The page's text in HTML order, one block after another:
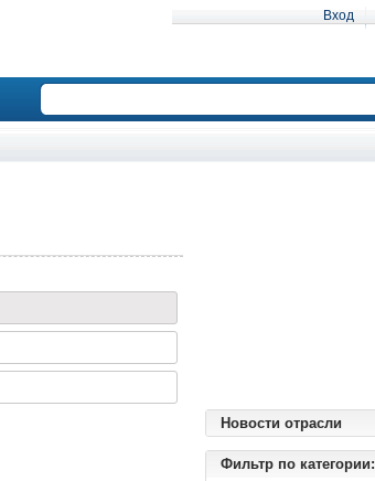
Вход
Новости отрасли
Фильтр по категории: